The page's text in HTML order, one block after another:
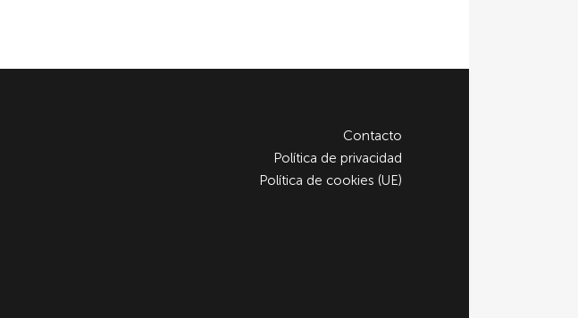
Contacto
Política de privacidad
Política de cookies (UE)